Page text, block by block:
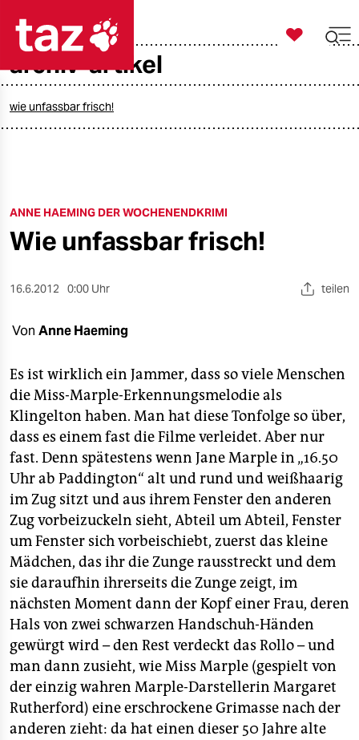
öko
gesellschaft
kultur
sport
nord
wahrheit
verlag
verlag
veranstaltungen
shop
fragen & hilfe
unterstützen
abo
genossenschaft
epaper login

taz zahl ich
archiv-artikel
wie unfassbar frisch!
ANNE HAEMING DER WOCHENENDKRIMI
Wie unfassbar frisch!
16.6.2012 0:00 Uhr teilen
Von Anne Haeming
Es ist wirklich ein Jammer, dass so viele Menschen
die Miss-Marple-Erkennungsmelodie als
Klingelton haben. Man hat diese Tonfolge so über,
dass es einem fast die Filme verleidet. Aber nur
fast. Denn spätestens wenn Jane Marple in „16.50
Uhr ab Paddington“ alt und rund und weißhaarig
im Zug sitzt und aus ihrem Fenster den anderen
Zug vorbeizuckeln sieht, Abteil um Abteil, Fenster
um Fenster sich vorbeischiebt, zuerst das kleine
Mädchen, das ihr die Zunge rausstreckt und dem
sie daraufhin ihrerseits die Zunge zeigt, im
nächsten Moment dann der Kopf einer Frau, deren
Hals von zwei schwarzen Handschuh-Händen
gewürgt wird – den Rest verdeckt das Rollo – und
man dann zusieht, wie Miss Marple (gespielt von
der einzig wahren Marple-Darstellerin Margaret
Rutherford) eine erschrockene Grimasse nach der
anderen zieht: da hat einen dieser 50 Jahre alte